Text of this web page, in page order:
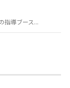
指導ブース...